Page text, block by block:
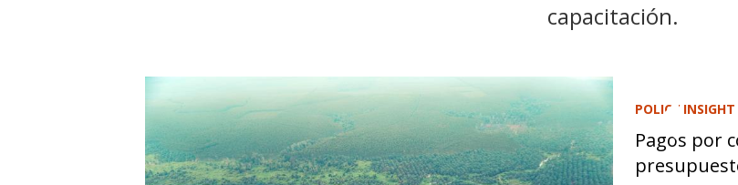
capacitación.
POLICY INSIGHT
Pagos por